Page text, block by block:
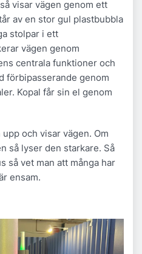
visar vägen genom ett
av en stor gul plastbubbla
stolpar i ett
vägen genom
centrala funktioner och
förbipasserande genom
Kopal får sin el genom
och visar vägen. Om
så lyser den starkare. Så
så vet man att många har
ensam.